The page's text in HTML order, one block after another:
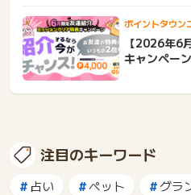
ポイントタウン
【2026年6
キャンペー
注目のキーワード
占い ペット
グラ